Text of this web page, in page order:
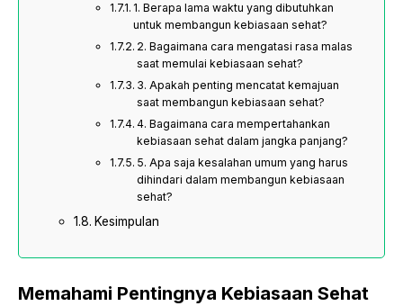
1. Berapa lama waktu yang dibutuhkan
untuk membangun kebiasaan sehat?
2. Bagaimana cara mengatasi rasa malas
saat memulai kebiasaan sehat?
3. Apakah penting mencatat kemajuan
saat membangun kebiasaan sehat?
4. Bagaimana cara mempertahankan
kebiasaan sehat dalam jangka panjang?
5. Apa saja kesalahan umum yang harus
dihindari dalam membangun kebiasaan
sehat?
Kesimpulan
Memahami Pentingnya Kebiasaan Sehat